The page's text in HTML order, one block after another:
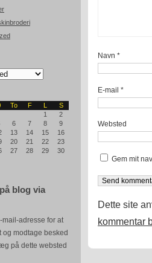
To F L
S
1
2
6 7 8
9
13 14 15
16
20 21 22
23
27 28 29
30
blog via
mail-adresse for at
og modtage besked
på dette websted
Navn *
E-mail *
Websted
Gem mit
Dette site
kommentar